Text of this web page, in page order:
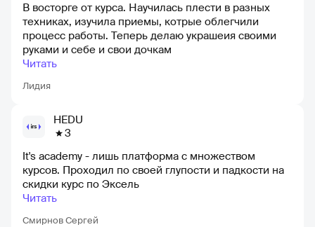
Лидия
В восторге от курса. Научилась плести в разных
техниках, изучила приемы, котрые облегчили
процесс работы. Теперь делаю украшеия своими
руками и себе и свои дочкам
Читать
HEDU
3
Смирнов Сергей
It's academy - лишь платформа с множеством
курсов. Проходил по своей глупости и падкости на
скидки курс по Эксель
Читать